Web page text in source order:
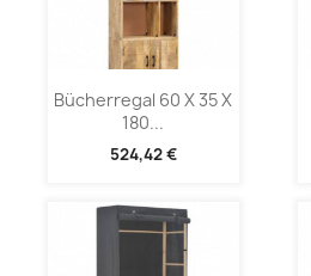
Bücherregal 60 X 35 X
180...
524,42 €